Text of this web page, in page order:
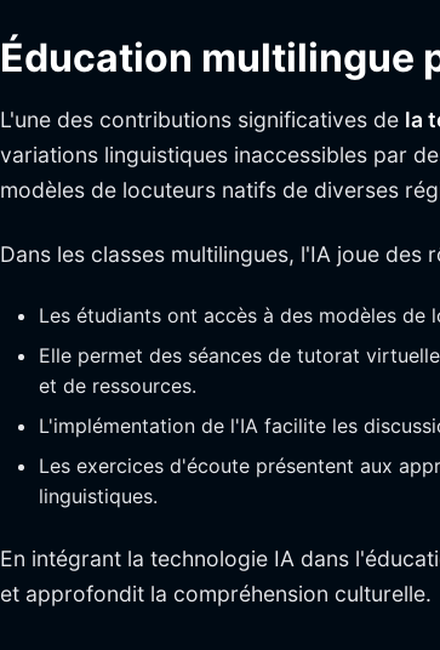
Éducation multilingue
L'une des contributions significatives de la
variations linguistiques inaccessibles par
modèles de locuteurs natifs de diverses
Dans les classes multilingues, l'IA joue des
Les étudiants ont accès à des modèles
Elle permet des séances de tutorat
et de ressources.
L'implémentation de l'IA facilite les
Les exercices d'écoute présentent aux
linguistiques.
En intégrant la technologie IA dans
et approfondit la compréhension culturelle.